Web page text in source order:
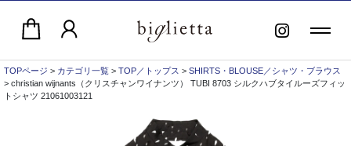
TOPページ > カテゴリ一覧 > TOP／トップス > SHIRTS・BLOUSE／シャツ・ブラウス
> christian wijnants（クリスチャンワイナンツ） TUBI 8703 シルクハブタイルーズフィッ
トシャツ 21061003121